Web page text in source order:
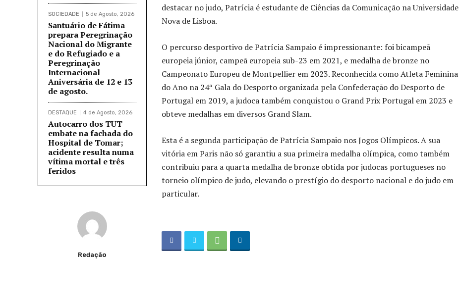
SOCIEDADE 5 de Agosto, 2026
Santuário de Fátima
prepara Peregrinação
Nacional do Migrante
e do Refugiado e a
Peregrinação
Internacional
Aniversária de 12 e 13
de agosto.
DESTAQUE 4 de Agosto, 2026
Autocarro dos TUT
embate na fachada do
Hospital de Tomar;
acidente resulta numa
vítima mortal e três
feridos
Redação
destacar no judo, Patrícia é estudante de Ciências da Comunicação na Universidade
Nova de Lisboa.
O percurso desportivo de Patrícia Sampaio é impressionante: foi bicampeã
europeia júnior, campeã europeia sub-23 em 2021, e medalha de bronze no
Campeonato Europeu de Montpellier em 2023. Reconhecida como Atleta Feminina
do Ano na 24ª Gala do Desporto organizada pela Confederação do Desporto de
Portugal em 2019, a judoca também conquistou o Grand Prix Portugal em 2023 e
obteve medalhas em diversos Grand Slam.
Esta é a segunda participação de Patrícia Sampaio nos Jogos Olímpicos. A sua
vitória em Paris não só garantiu a sua primeira medalha olímpica, como também
contribuiu para a quarta medalha de bronze obtida por judocas portugueses no
torneio olímpico de judo, elevando o prestígio do desporto nacional e do judo em
particular.